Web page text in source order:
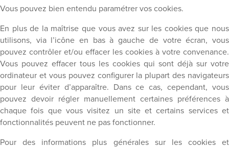
Vous pouvez bien entendu paramétrer vos cookies.
En plus de la maîtrise que vous avez sur les cookies que nous
utilisons, via l’icône en bas à gauche de votre écran, vous
pouvez contrôler et/ou effacer les cookies à votre convenance.
Vous pouvez effacer tous les cookies qui sont déjà sur votre
ordinateur et vous pouvez configurer la plupart des navigateurs
pour leur éviter d’apparaître. Dans ce cas, cependant, vous
pouvez devoir régler manuellement certaines préférences à
chaque fois que vous visitez un site et certains services et
fonctionnalités peuvent ne pas fonctionner.
Pour des informations plus générales sur les cookies et